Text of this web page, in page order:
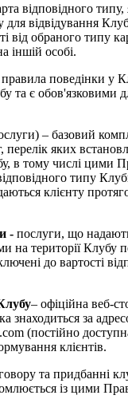
відповідного
для відвідування
від обраного типу
іншій особі.
поведінки у
та є обов'язковими
– базовий
перелік яких
в тому числі цими
типу
клієнту
- послуги, що
на території Клубу
до вартості
– офіційна веб-
знаходиться за
(постійно
клієнтів.
та придбанні
із цими